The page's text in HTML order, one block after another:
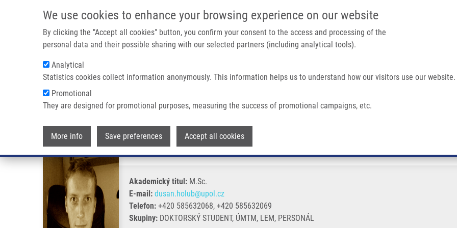
We use cookies to enhance your browsing experience on our website
By clicking the "Accept all cookies" button, you confirm your consent to the access and processing of the
personal data and their possible sharing with our selected partners (including analytical tools).
Analytical
Statistics cookies collect information anonymously. This information helps us to understand how our visitors use our website.
Promotional
They are designed for promotional purposes, measuring the success of promotional campaigns, etc.
More info Save preferences Accept all cookies
IMTM PORTÁL
Main navigation
Drobečková navigace
Domů Holub Dušan Ph.D.
Holub Dušan Ph.D.
Akademický titul: M.Sc.
E-mail: dusan.holub@upol.cz
Telefon: +420 585632068, +420 585632069
Skupiny: DOKTORSKÝ STUDENT, ÚMTM, LEM, PERSONÁL